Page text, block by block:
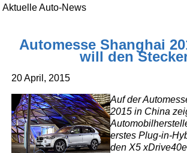
Aktuelle Auto-News
Automesse Shanghai
will den
20 April, 2015
Auf der
2015 in China
erstes Plug-in-
den X5